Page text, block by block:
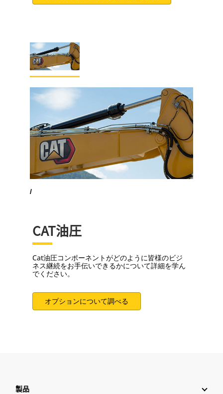
/
CAT油圧
Cat油圧コンポーネントがどのように皆様のビジ
ネス継続をお手伝いできるかについて詳細を学ん
でください。
オプションについて調べる
製品